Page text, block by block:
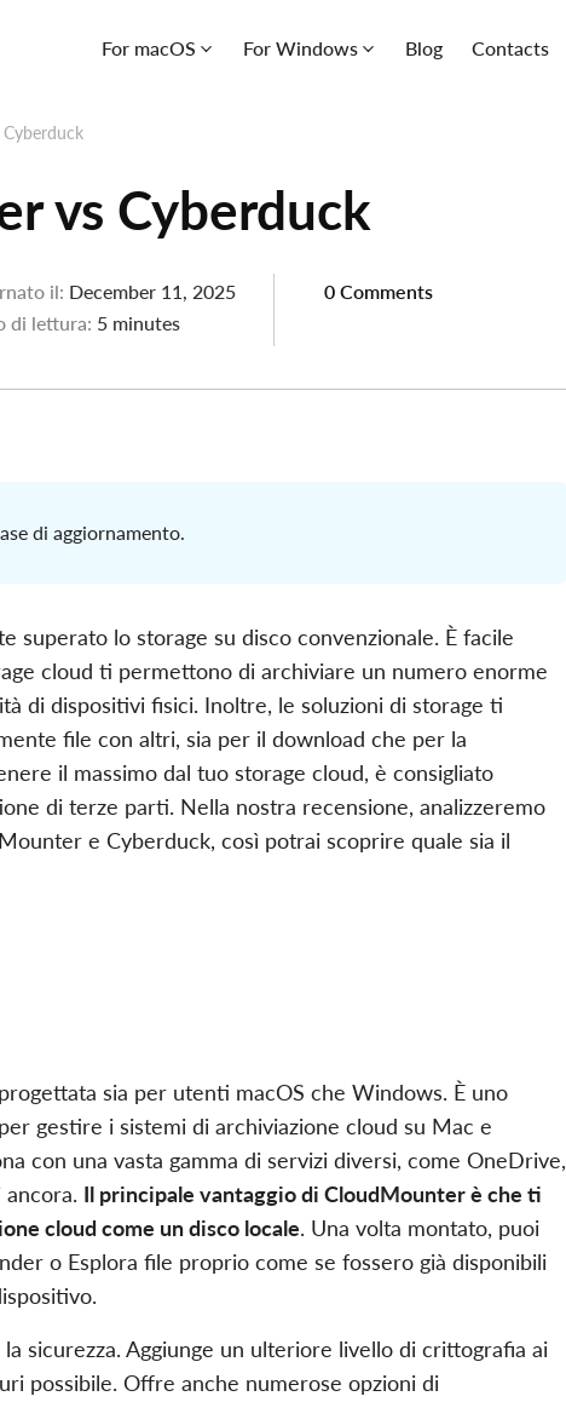
For macOS For Windows Blog Contacts
vs Cyberduck
il: December 11, 2025
di lettura: 5 minutes
0 Comments
di aggiornamento.
superato lo storage su disco convenzionale. È facile
cloud ti permettono di archiviare un numero enorme
di dispositivi fisici. Inoltre, le soluzioni di storage ti
file con altri, sia per il download che per la
il massimo dal tuo storage cloud, è consigliato
di terze parti. Nella nostra recensione, analizzeremo
e Cyberduck, così potrai scoprire quale sia il
sia per utenti macOS che Windows. È uno
gestire i sistemi di archiviazione cloud su Mac e
con una vasta gamma di servizi diversi, come OneDrive,
Il principale vantaggio di CloudMounter è che ti
cloud come un disco locale. Una volta montato, puoi
o Esplora file proprio come se fossero già disponibili
sicurezza. Aggiunge un ulteriore livello di crittografia ai
possibile. Offre anche numerose opzioni di